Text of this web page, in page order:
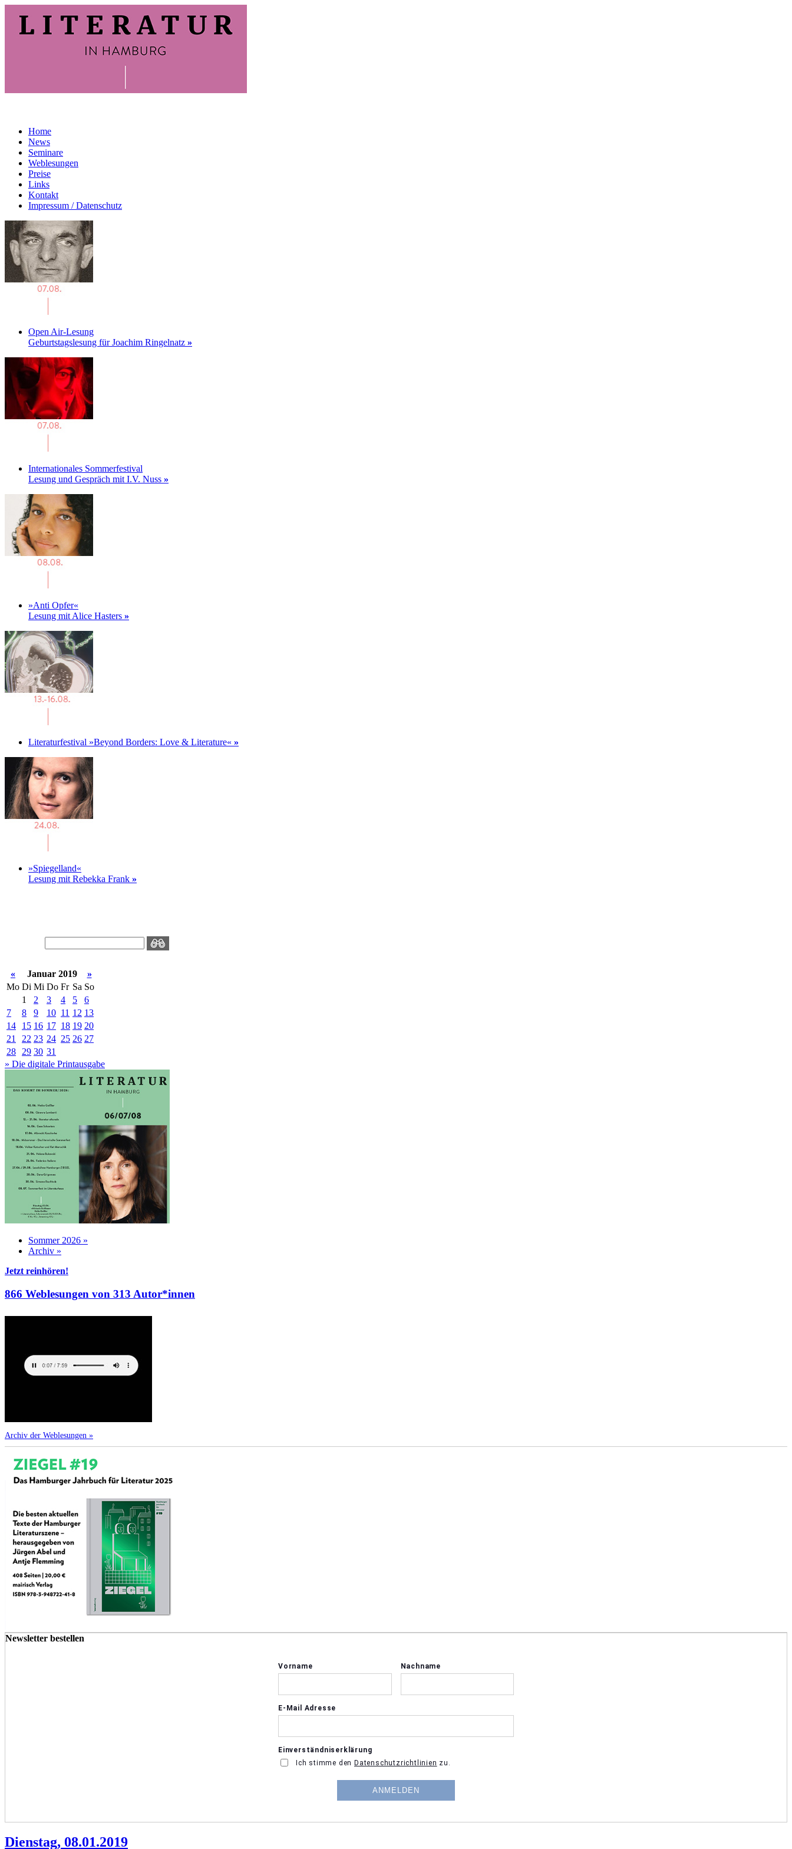
Home
News
Seminare
Weblesungen
Preise
Links
Kontakt
Impressum / Datenschutz
Open Air-Lesung
Geburtstagslesung für Joachim Ringelnatz »
Internationales Sommerfestival
Lesung und Gespräch mit I.V. Nuss »
»Anti Opfer«
Lesung mit Alice Hasters »
Literaturfestival »Beyond Borders: Love & Literature« »
»Spiegelland«
Lesung mit Rebekka Frank »
« Januar 2019
»
Mo Di Mi Do Fr Sa So
1
2 3 4 5
6
7
8 9 10 11 12 13
14
15 16 17 18 19 20
21
22 23 24 25 26 27
28
29 30 31
» Die digitale Printausgabe
Sommer 2026 »
Archiv »
Jetzt reinhören!
866 Weblesungen von 313 Autor*innen
Archiv der Weblesungen »
Newsletter bestellen
Dienstag, 08.01.2019